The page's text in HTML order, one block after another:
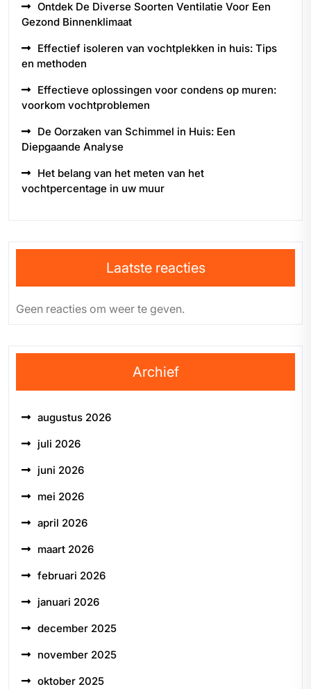
Ontdek De Diverse Soorten Ventilatie Voor Een
Gezond Binnenklimaat
Effectief isoleren van vochtplekken in huis: Tips
en methoden
Effectieve oplossingen voor condens op muren:
voorkom vochtproblemen
De Oorzaken van Schimmel in Huis: Een
Diepgaande Analyse
Het belang van het meten van het
vochtpercentage in uw muur
Laatste reacties
Geen reacties om weer te geven.
Archief
augustus 2026
juli 2026
juni 2026
mei 2026
april 2026
maart 2026
februari 2026
januari 2026
december 2025
november 2025
oktober 2025